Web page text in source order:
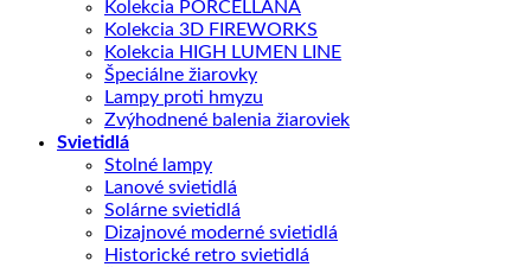
Kolekcia PORCELLANA
Kolekcia 3D FIREWORKS
Kolekcia HIGH LUMEN LINE
Špeciálne žiarovky
Lampy proti hmyzu
Zvýhodnené balenia žiaroviek
Svietidlá
Stolné lampy
Lanové svietidlá
Solárne svietidlá
Dizajnové moderné svietidlá
Historické retro svietidlá